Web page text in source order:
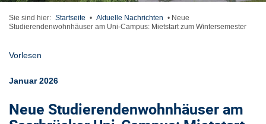
Sie sind hier: Startseite • Aktuelle Nachrichten • Neue
Studierendenwohnhäuser am Uni-Campus: Mietstart zum Wintersemester
Vorlesen
Januar 2026
Neue Studierendenwohnhäuser am